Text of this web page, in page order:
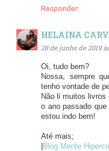
Responder
HELAINA
28 de junho de 2019
Oi, tudo bem?
Nossa, sempre
tenho vontade de
Não li muitos
o ano passado
estou indo bem!
Até mais;
Blog Mente